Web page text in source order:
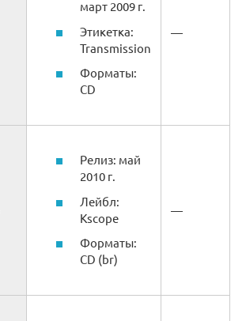
март 2009 г.
Этикетка:
Transmission
Форматы:
CD
—
Релиз: май
2010 г.
Лейбл:
Kscope
Форматы:
CD (br)
—